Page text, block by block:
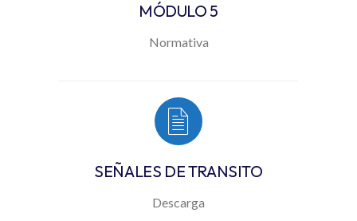
MÓDULO 5
Normativa
SEÑALES DE TRANSITO
Descarga